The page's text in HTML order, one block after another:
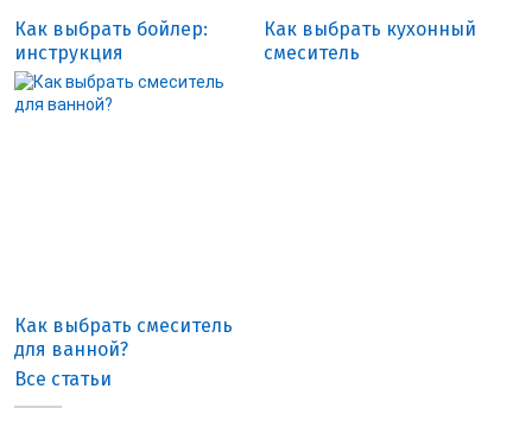
Как выбрать бойлер:
инструкция
Как выбрать кухонный
смеситель
Как выбрать смеситель
для ванной?
Все статьи